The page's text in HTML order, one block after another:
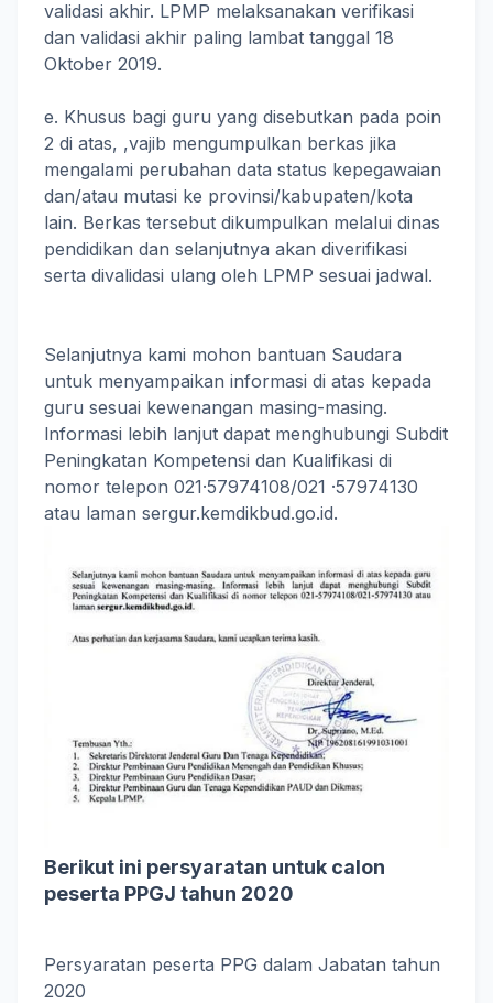
validasi akhir. LPMP melaksanakan verifikasi
dan validasi akhir paling lambat tanggal 18
Oktober 2019.
e. Khusus bagi guru yang disebutkan pada poin
2 di atas, ,vajib mengumpulkan berkas jika
mengalami perubahan data status kepegawaian
dan/atau mutasi ke provinsi/kabupaten/kota
lain. Berkas tersebut dikumpulkan melalui dinas
pendidikan dan selanjutnya akan diverifikasi
serta divalidasi ulang oleh LPMP sesuai jadwal.
Selanjutnya kami mohon bantuan Saudara
untuk menyampaikan informasi di atas kepada
guru sesuai kewenangan masing-masing.
lnformasi lebih lanjut dapat menghubungi Subdit
Peningkatan Kompetensi dan Kualifikasi di
nomor telepon 021·57974108/021 ·57974130
atau laman sergur.kemdikbud.go.id.
Berikut ini persyaratan untuk calon
peserta PPGJ tahun 2020
Persyaratan peserta PPG dalam Jabatan tahun
2020